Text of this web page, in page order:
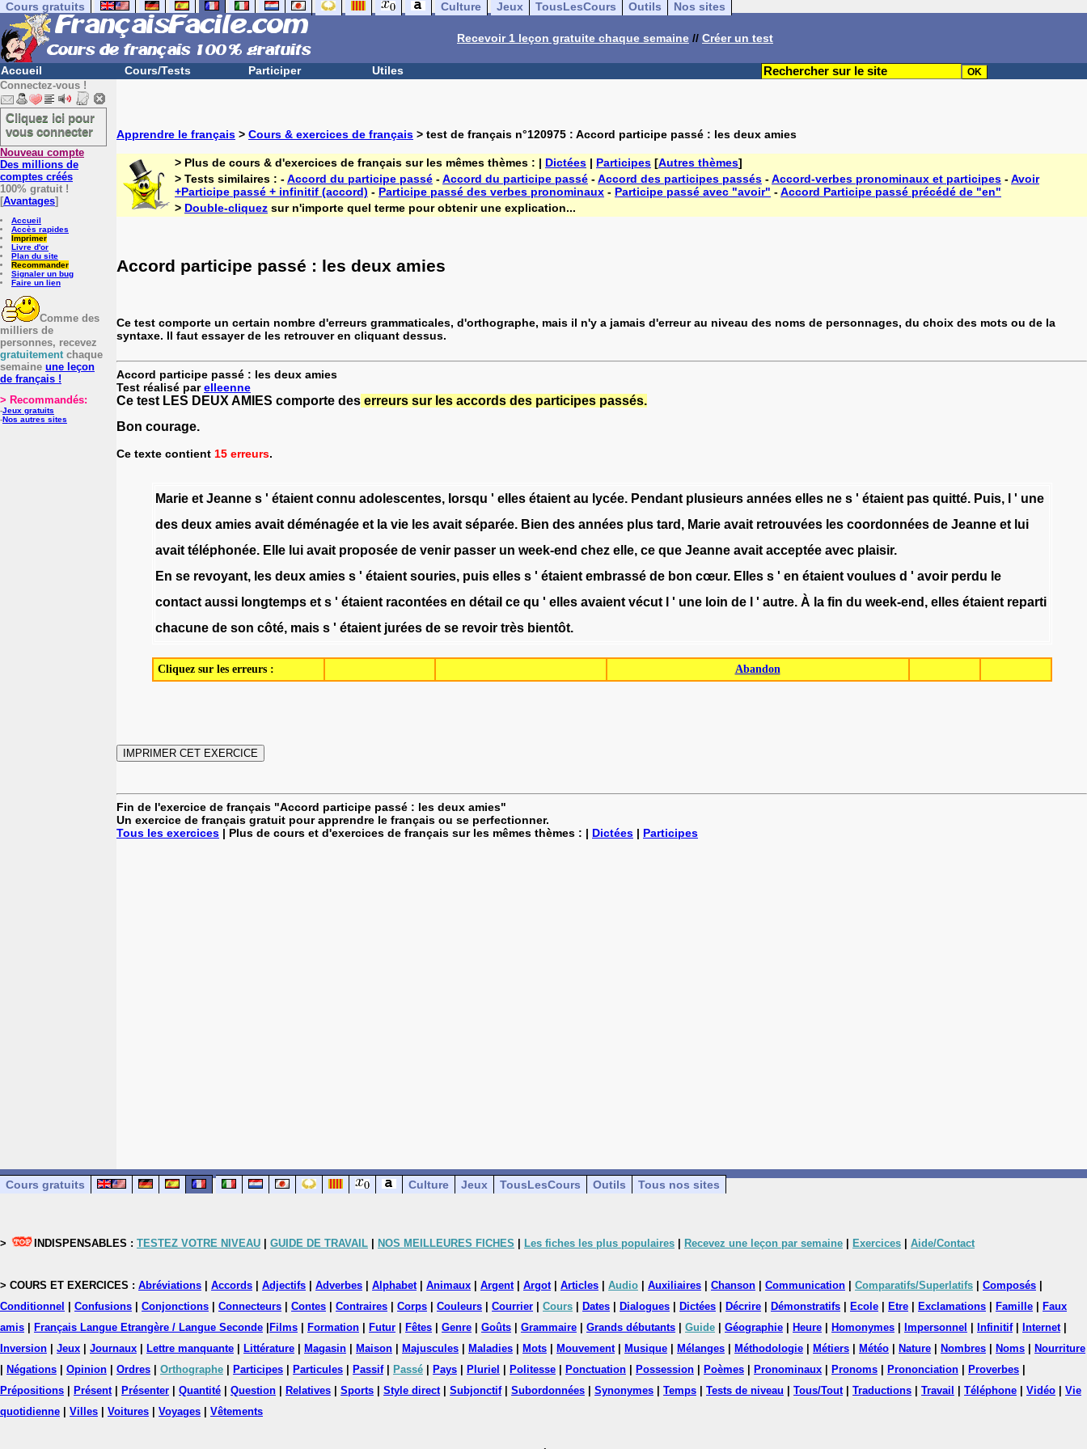
Cours gratuits Culture Jeux TousLesCours Outils Nos sites
Recevoir 1 leçon gratuite chaque semaine // Créer un test
Accueil Cours/Tests Participer Utiles
Connectez-vous !
Cliquez ici pour
vous connecter
Nouveau compte
Des millions de
comptes créés
100% gratuit !
[Avantages]
Accueil
Accès rapides
Imprimer
Livre d'or
Plan du site
Recommander
Signaler un bug
Faire un lien
Comme des
milliers de
personnes, recevez
gratuitementchaque
semaine une leçon
de français !
> Recommandés:
-Jeux gratuits
-Nos autres sites
Apprendre le français > Cours & exercices de français > test de français n°120975 : Accord participe passé : les deux amies
> Plus de cours & d'exercices de français sur les mêmes thèmes : | Dictées | Participes [Autres thèmes]
> Tests similaires : -Accord du participe passé -Accord du participe passé -Accord des participes passés -Accord-verbes pronominaux et participes -Avoir
+Participe passé + infinitif (accord) - Participe passé des verbes pronominaux - Participe passé avec "avoir" -Accord Participe passé précédé de "en"
> Double-cliquez sur n'importe quel terme pour obtenir une explication...
Accord participe passé : les deux amies
Ce test comporte un certain nombre d'erreurs grammaticales, d'orthographe, mais il n'y a jamais d'erreur au niveau des noms de personnages, du choix des mots ou de la
syntaxe. Il faut essayer de les retrouver en cliquant dessus.
Accord participe passé : les deux amies
Test réalisé parelleenne
Ce test LES DEUX AMIES comporte des erreurs sur les accords des participes passés.
Bon courage.
Ce texte contient 15 erreurs.
Marie et Jeanne s ' étaient connu adolescentes, lorsqu ' elles étaient au lycée. Pendant plusieurs années elles ne s ' étaient pas quitté. Puis, ' une
des deux amies avait déménagée et la vie les avait séparée. Bien des années plus tard , Marie avait retrouvées les coordonnées de Jeanne et lui
avait téléphonée. Elle lui avait proposée de venir passer un week-end chez elle, ce que Jeanne avait acceptée avec plaisir.
En se revoyant, les deux amies s ' étaient souries, puis elles s ' étaient embrassé de bon cœur. Elles s ' en étaient voulues d ' avoir perdu le
contact aussi longtemps et s ' étaient racontées en détail ce qu ' elles avaient vécut ' une loin de ' autre. À la fin du week-end , elles étaient reparti
chacune de son côté, mais s ' étaient jurées de se revoir très bientôt.
Cliquez sur les erreurs : Abandon
Fin de l'exercice de français "Accord participe passé : les deux amies"
Un exercice de français gratuit pour apprendre le français ou se perfectionner.
Tous les exercices | Plus de cours et d'exercices de français sur les mêmes thèmes : | Dictées | Participes
Cours gratuits Culture Jeux TousLesCours Outils Tous nos sites
> INDISPENSABLES : TESTEZ VOTRE NIVEAU GUIDE DE TRAVAIL NOS MEILLEURES FICHES Les fiches les plus populaires Recevez une leçon par semaine Exercices Aide/Contact
> COURS ET EXERCICES : Abréviations Accords Adjectifs Adverbes Alphabet| Animaux Argent| Argot| Articles Audio Auxiliaires Chanson Communication Comparatifs/Superlatifs Composés
Conditionnel
Confusions Conjonctions Connecteurs Contes Contraires Corps Couleurs Courrier Cours Dates Dialogues Dictées Décrire Démonstratifs Ecole Etre Exclamations Famille
Faux
amis
Français Langue Etrangère / Langue Seconde Films Formation Futur Fêtes Genre Goûts Grammaire Grands débutants Guide Géographie Heure Homonymes Impersonnel Infinitif| Internet|
Inversion
Jeux Journaux Lettre manquante Littérature Magasin Maison Majuscules Maladies Mots Mouvement| Musique Mélanges Méthodologie Métiers Météo Nature Nombres Noms
Nourriture
Négations Opinion Ordres Orthographe Participes Particules Passif| Passé Pays Pluriel Politesse Ponctuation Possession Poèmes Pronominaux Pronoms Prononciation Proverbes
Prépositions
Présent| Présenter Quantité Question Relatives Sports Style direct| Subjonctif| Subordonnées Synonymes Temps Tests de niveau Tous/Tout| Traductions Travail Téléphone Vidéo
Vie
quotidienne
Villes Voitures Voyages Vêtements